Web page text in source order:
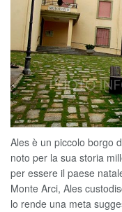
Ales è un piccolo borgo
noto per la sua storia
per essere il paese
Monte Arci, Ales
lo rende una meta